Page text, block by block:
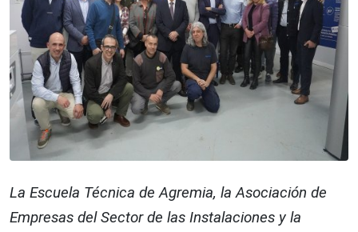
La Escuela Técnica de Agremia, la Asociación de
Empresas del Sector de las Instalaciones y la